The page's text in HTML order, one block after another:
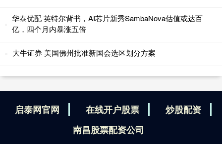
华泰优配 英特尔背书，AI芯片新秀SambaNova估值或达百
亿，四个月内暴涨五倍
大牛证券 美国佛州批准新国会选区划分方案
启泰网官网 在线开户股票
炒股配资
南昌股票配资公司